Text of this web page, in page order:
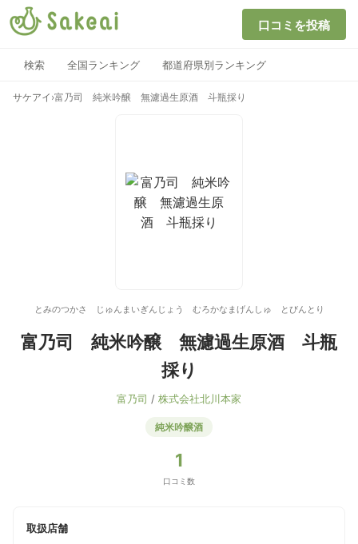
口コミを投稿
検索 全国ランキング 都道府県別ランキング
サケアイ ›富乃司 純米吟醸 無濾過生原酒 斗瓶採り
とみのつかさ じゅんまいぎんじょう むろかなまげんしゅ とびんとり
富乃司 純米吟醸 無濾過生原酒 斗瓶
採り
富乃司 / 株式会社北川本家
純米吟醸酒
1
口コミ数
取扱店舗